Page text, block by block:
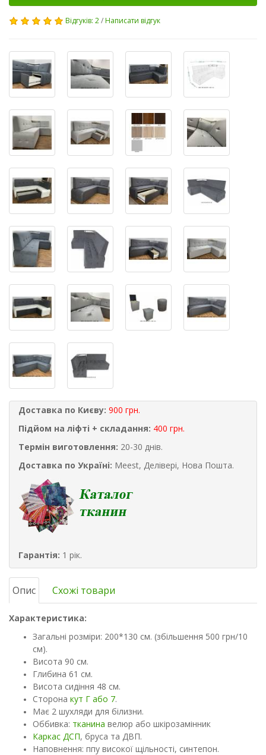
Відгуків: 2/Написати відгук
Доставка по Києву: 900 грн.
Підйом на ліфті + складання: 400 грн.
Термін виготовлення: 20-30 днів.
Доставка по Україні: Meest, Делівері, Нова Пошта.
Гарантія: 1 рік.
Опис Схожі товари
Характеристика:
Загальні розміри: 200*130 см. (збільшення 500 грн/10
см).
Висота 90 см.
Глибина 61 см.
Висота сидіння 48 см.
Сторона кут Г або 7.
Має 2 шухляди для білизни.
Оббивка: тканина велюр або шкірозамінник
Каркас ДСП, бруса та ДВП.
Наповнення: ппу високої щільності, синтепон.